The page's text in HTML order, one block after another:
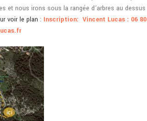
et nous irons sous la rangée d’arbres au dessus
voir le plan : Inscription: Vincent Lucas : 06 80